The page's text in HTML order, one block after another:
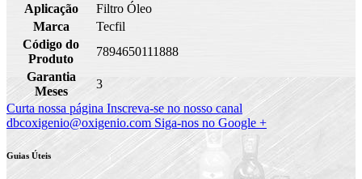
Aplicação
Filtro Óleo
Marca
Tecfil
Código do
Produto
7894650111888
Garantia
Meses
3
Curta nossa página Inscreva-se no nosso canal
dbcoxigenio@oxigenio.com Siga-nos no Google +
Guias Úteis